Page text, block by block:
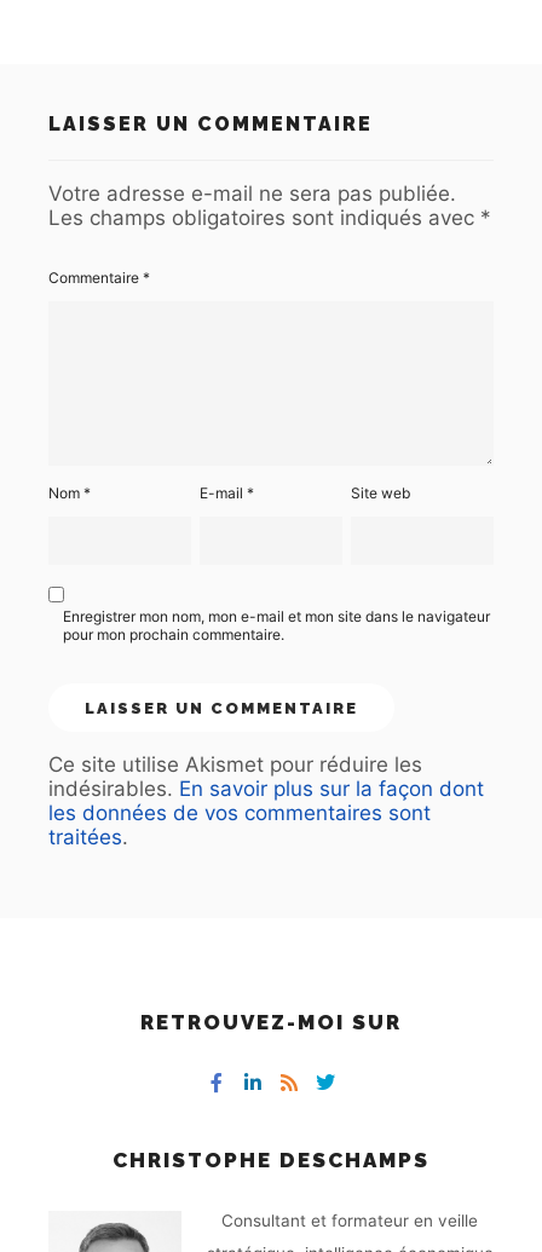
LAISSER UN COMMENTAIRE
Votre adresse e-mail ne sera pas publiée.
Les champs obligatoires sont indiqués avec *
Commentaire *
Nom * E-mail* Site web
Enregistrer mon nom, mon e-mail et mon site dans le navigateur
pour mon prochain commentaire.
Ce site utilise Akismet pour réduire les
indésirables. En savoir plus sur la façon dont
les données de vos commentaires sont
traitées.
RETROUVEZ-MOI SUR
CHRISTOPHE DESCHAMPS
Consultant et formateur en veille